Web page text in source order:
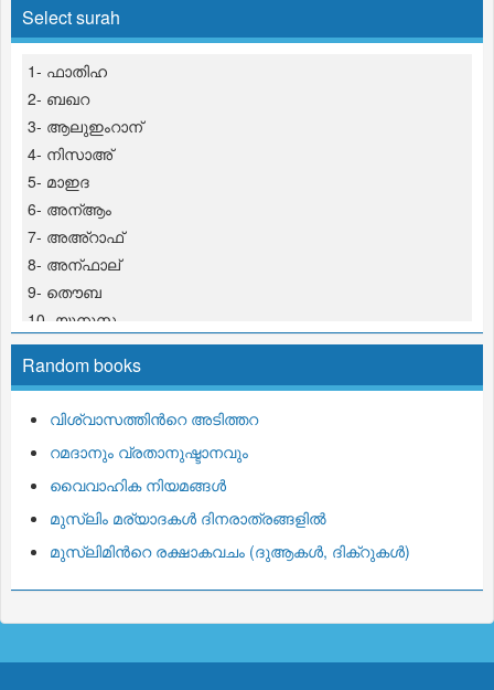
Select surah
1- ഫാതിഹ
2- ബഖറ
3- ആലുഇംറാന്
4- നിസാഅ്
5- മാഇദ
6- അന്ആം
7- അഅ്റാഫ്
8- അന്ഫാല്
9- തൌബ
10- യൂനുസ
11- ഹൂദ്
12- യൂസുഫ്
14- ഇബ്റാഹീം
15- ഹിജ്റ്
16- നഹ് ല്
17- ഇസ് റാഅ്
18- കഹ്ഫ്
19- മറ് യം
20- ത്വഹാ
21- അന്പിയാ
Random books
വിശ്വാസത്തിന്‍റെ അടിത്തറ
റമദാനും വ്രതാനുഷ്ടാനവും
വൈവാഹിക നിയമങ്ങള്‍
മുസ്ലിം മര്യാദകള്‍ ദിനരാത്രങ്ങളില്‍
മുസ്ലിമിന്‍റെ രക്ഷാകവചം (ദുആകള്‍, ദിക്‌റുകള്‍)